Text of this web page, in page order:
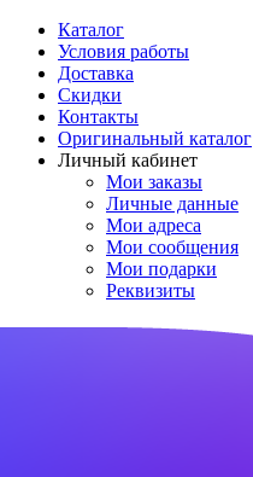
Каталог
Условия работы
Доставка
Скидки
Контакты
Оригинальный каталог
Личный кабинет
Мои заказы
Личные данные
Мои адреса
Мои сообщения
Мои подарки
Реквизиты